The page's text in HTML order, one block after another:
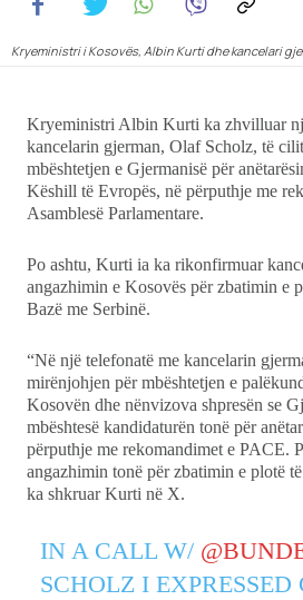
Showbiz
Ekonomi
Udhëtime
DuVideo
Kryeministri i Kosovës, Albin Kurti dhe kancelari
Kryeministri Albin Kurti ka zhvilluar
kancelarin gjerman, Olaf Scholz, të
mbështetjen e Gjermanisë për
Këshill të Evropës, në përputhje me
Asamblesë Parlamentare.
Po ashtu, Kurti ia ka rikonfirmuar
angazhimin e Kosovës për zbatimin e
Bazë me Serbinë.
“Në një telefonatë me kancelarin
mirënjohjen për mbështetjen e
Kosovën dhe nënvizova shpresën se
mbështesë kandidaturën tonë për
përputhje me rekomandimet e PACE.
angazhimin tonë për zbatimin e plotë
ka shkruar Kurti në X.
IN A CALL W/
SCHOLZ I